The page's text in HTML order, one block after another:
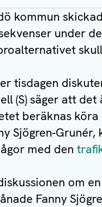
kommun
under
tisdagen
(S) säger att
beräknas köra
Sjögren-
med den
om
Fanny